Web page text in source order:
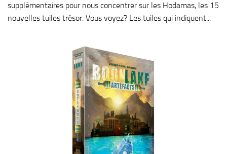
supplémentaires pour nous concentrer sur les Hodamas, les 15
nouvelles tuiles trésor. Vous voyez? Les tuiles qui indiquent...